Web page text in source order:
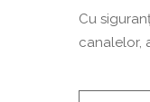
Cu
canalelor,